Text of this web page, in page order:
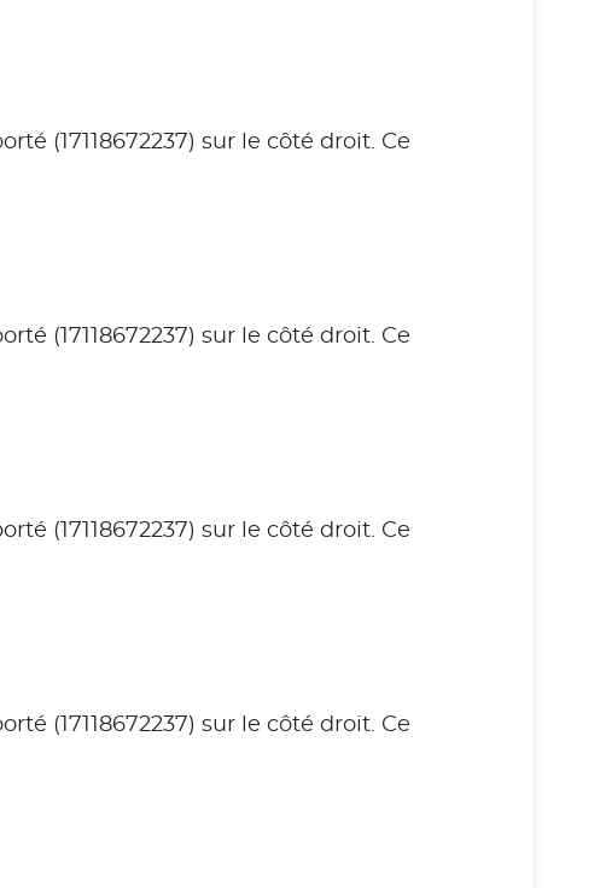
(17118672237) sur le côté droit. Ce
(17118672237) sur le côté droit. Ce
(17118672237) sur le côté droit. Ce
(17118672237) sur le côté droit. Ce